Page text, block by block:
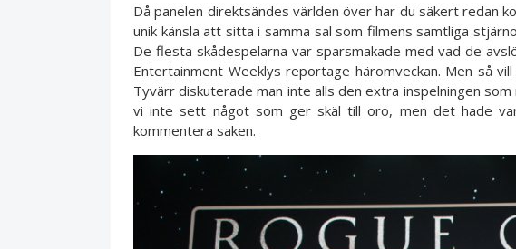
Då panelen direktsändes världen över har du säkert redan
unik känsla att sitta i samma sal som filmens samtliga
De flesta skådespelarna var sparsmakade med vad de
Entertainment Weeklys reportage häromveckan. Men så
Tyvärr diskuterade man inte alls den extra inspelningen
vi inte sett något som ger skäl till oro, men det hade
kommentera saken.